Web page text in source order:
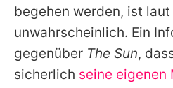
begehen werden, ist
unwahrscheinlich. Ein
gegenüber The Sun,
sicherlich seine eigenen